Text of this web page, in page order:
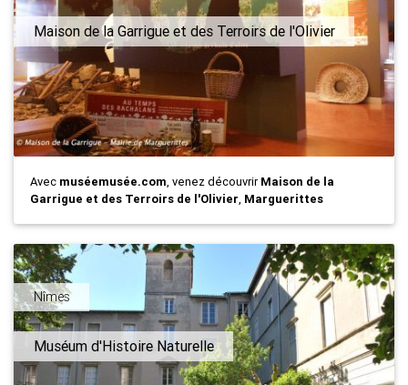
Maison de la Garrigue et des Terroirs de l'Olivier
Avec muséemusée.com, venez découvrirMaison de la
Garrigue et des Terroirs de l'Olivier, Marguerittes
Nîmes
Muséum d'Histoire Naturelle